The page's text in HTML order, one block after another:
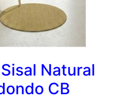
Natural
CB